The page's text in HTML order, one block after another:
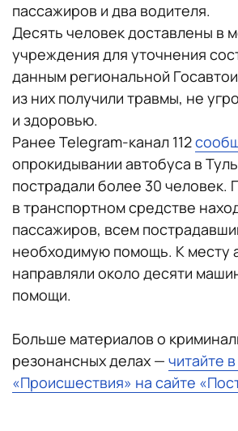
пассажиров и два водителя.
Десять человек доставлены в
учреждения для уточнения
данным региональной
из них получили травмы, не
и здоровью.
Ранее Telegram-канал 112
опрокидывании автобуса в
пострадали более 30 человек.
в транспортном средстве
пассажиров, всем
необходимую помощь. К месту
направляли около десяти
помощи.
Больше материалов о
резонансных делах — читайте
«Происшествия» на сайте